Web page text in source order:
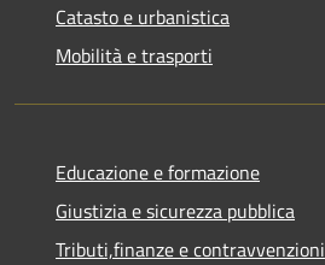
Catasto e urbanistica
Mobilità e trasporti
Educazione e formazione
Giustizia e sicurezza pubblica
Tributi,finanze e contravvenzioni